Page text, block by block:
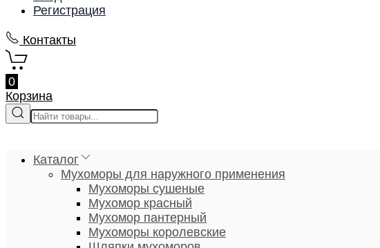
Регистрация
Контакты
0
Корзина
Каталог
Мухоморы для наружного применения
Мухоморы сушеные
Мухомор красный
Мухомор пантерный
Мухоморы королевские